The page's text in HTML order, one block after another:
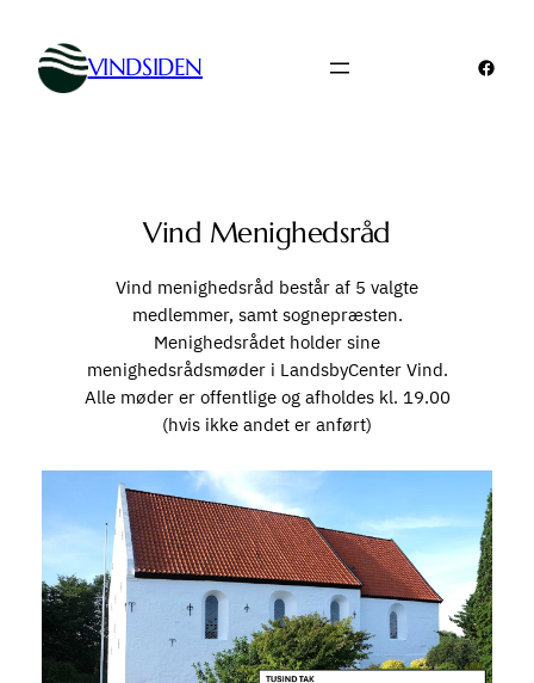
indhold
VINDSIDEN
Vind Menighedsråd
Vind menighedsråd består af 5 valgte
medlemmer, samt sognepræsten.
Menighedsrådet holder sine
menighedsrådsmøder i LandsbyCenter Vind.
Alle møder er offentlige og afholdes kl. 19.00
(hvis ikke andet er anført)